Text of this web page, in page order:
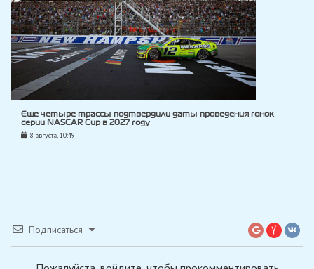
Еще четыре трассы подтвердили даты проведения гонок
серии NASCAR Cup в 2027 году
8 августа, 10:49
Подписаться